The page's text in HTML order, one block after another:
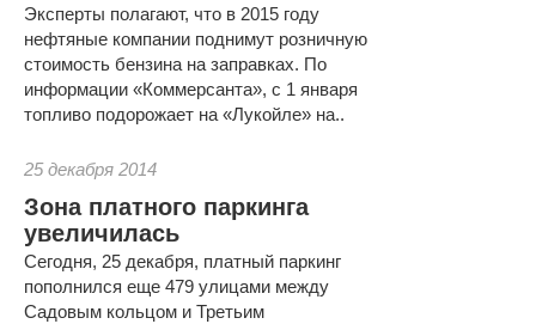
Эксперты полагают, что в 2015 году
нефтяные компании поднимут розничную
стоимость бензина на заправках. По
информации «Коммерсанта», с 1 января
топливо подорожает на «Лукойле» на..
25 декабря 2014
Зона платного паркинга
увеличилась
Сегодня, 25 декабря, платный паркинг
пополнился еще 479 улицами между
Садовым кольцом и Третьим